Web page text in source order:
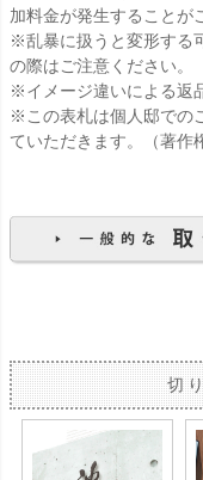
加料金が発生することが
※乱暴に扱うと変形する
の際はご注意ください。
※イメージ違いによる返
※この表札は個人邸での
ていただきます。（著作
切